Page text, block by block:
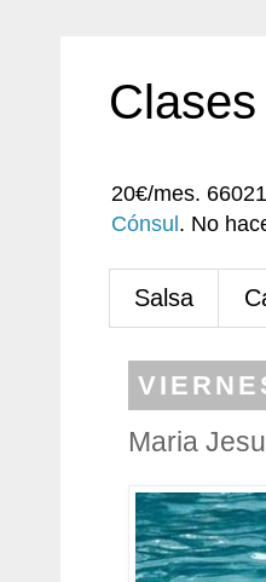
20€/mes.
Cónsul . No
Salsa
Maria